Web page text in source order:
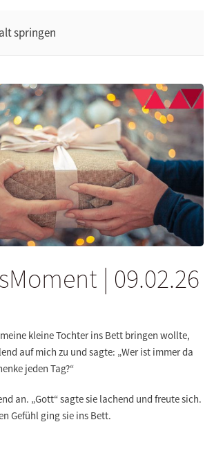
springen
| 09.02.26
kleine Tochter ins Bett bringen wollte,
auf mich zu und sagte: „Wer ist immer da
jeden Tag?“
an. „Gott“ sagte sie lachend und freute sich.
Gefühl ging sie ins Bett.